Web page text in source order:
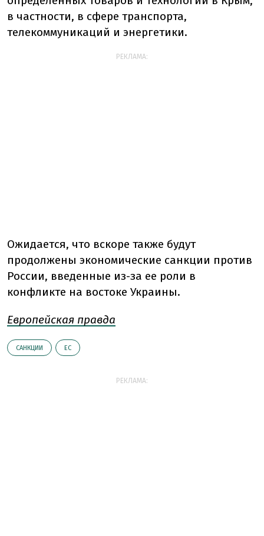
в частности, в сфере транспорта,
телекоммуникаций и энергетики.
РЕКЛАМА:
Ожидается, что вскоре также будут
продолжены экономические санкции против
России, введенные из-за ее роли в
конфликте на востоке Украины.
Европейская правда
САНКЦИИ ЕС
РЕКЛАМА: